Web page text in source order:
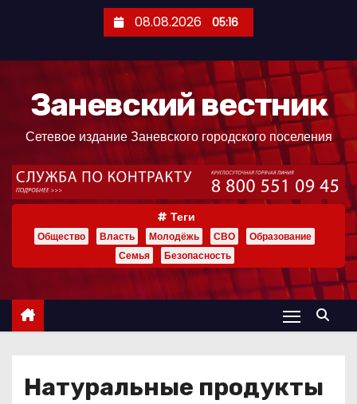
ж
08.08.2026 05:16
Заневский вестник
Сетевое издание Заневского городского поселения
Теги
Общество Власть Молодёжь СВО
Образование
Семья
Безопасность
Натуральные продукты